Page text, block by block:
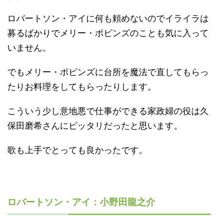
ロバートソン・アイに何も頼めないのでイライラは
募るばかりでメリー・ポピンズのことも気に入って
いません。
でもメリー・ポピンズに台所を魔法で直してもらっ
たりお料理をしてもらったりします。
こういう少し意地悪で仕事ができる家政婦の役は久
保田磨希さんにピッタリだったと思います。
歌も上手でとっても良かったです。
ロバートソン・アイ：小野田龍之介